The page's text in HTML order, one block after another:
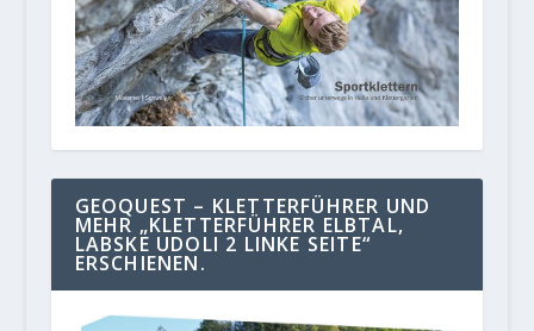
GEOQUEST – KLETTERFÜHRER UND
MEHR „KLETTERFÜHRER ELBTAL,
LABSKE UDOLI 2 LINKE SEITE“
ERSCHIENEN.